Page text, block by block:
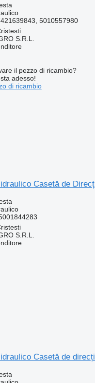
5010557980
S.R.L.
il pezzo di ricambio?
adesso!
di ricambio
Casetă de
S.R.L.
Casetă de